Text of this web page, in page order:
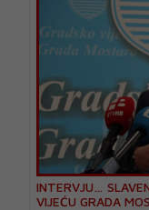
INTERVJU…
VIJEĆU GRADA